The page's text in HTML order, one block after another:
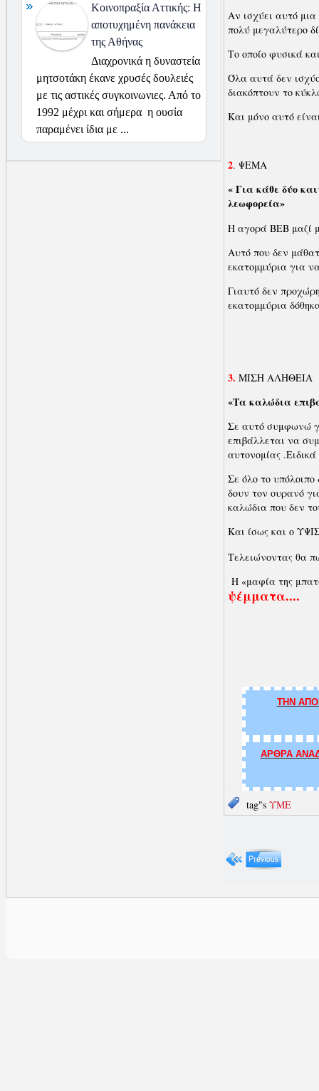
Αν ισχύει αυτό
πολύ μεγαλύτερο
Το οποίο φυσικά
Όλα αυτά δεν
διακόπτουν το
Και μόνο αυτό
2. ΨΕΜΑ
« Για κάθε δύο
λεωφορεία»
Η αγορά ΒΕΒ μαζί
Αυτό που δεν
εκατομμύρια για
Γιαυτό δεν
εκατομμύρια
3. ΜΙΣΗ ΑΛΗΘΕΙΑ
«Τα καλώδια
Σε αυτό συμφωνώ
επιβάλλεται να
αυτονομίας
Σε όλο το
δουν τον ουρανό
καλώδια που δεν
Και ίσως και ο
Τελειώνοντας θα
Η «μαφία της
ψέμματα....
ΤΗΝ
ΑΡΘΡΑ
tag"s ΥΜΕ
Κοινοπραξία Αττικής: H
αποτυχημένη πανάκεια
της Αθήνας
Διαχρονικά η δυναστεία
μητσοτάκη έκανε χρυσές δουλειές
με τις αστικές συγκοινωνιες. Από το
1992 μέχρι και σήμερα η ουσία
παραμένει ίδια με ...